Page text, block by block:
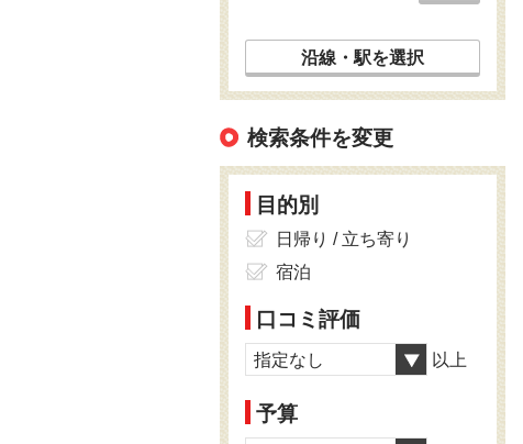
沿線・駅を選択
検索条件を変更
目的別
日帰り / 立ち寄り
宿泊
口コミ評価
指定なし 以上
予算